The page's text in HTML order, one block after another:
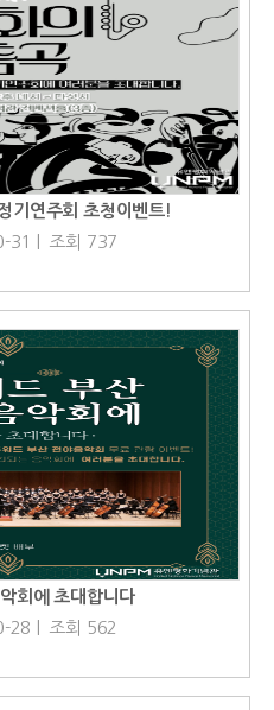
기연주회 초청이벤트!
31 | 조회 737
회에 초대합니다
28 | 조회 562